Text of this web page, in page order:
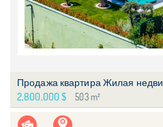
Продажа квартира Жилая
2,800,000 $ 503 m²